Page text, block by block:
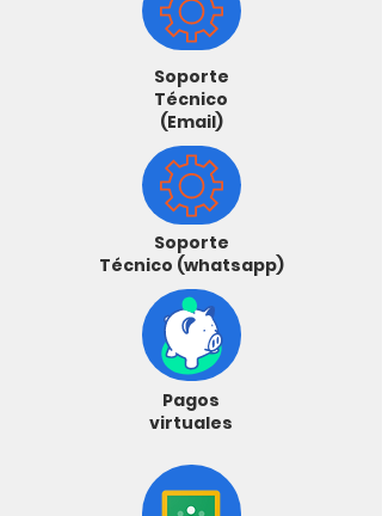
Soporte
Técnico
(Email)
Soporte
Técnico (whatsapp)
Pagos
virtuales